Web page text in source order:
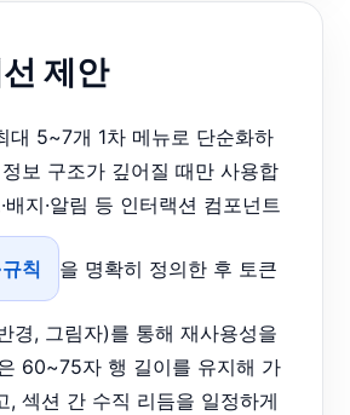
제안
대 5~7개 1차 메뉴로 단순화하
보 구조가 깊어질 때만 사용합
배지·알림 등 인터랙션 컴포넌트
칙 을 명확히 정의한 후 토큰
경, 그림자)를 통해 재사용성을
60~75자 행 길이를 유지해 가
, 섹션 간 수직 리듬을 일정하게